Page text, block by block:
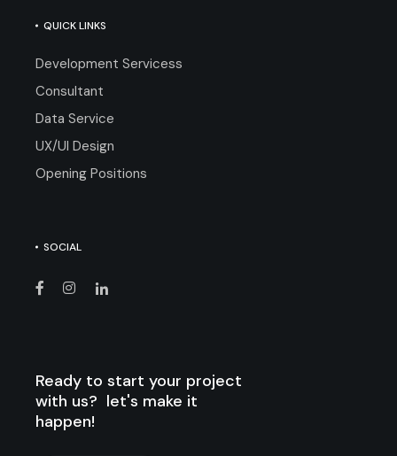
QUICK LINKS
Development Servicess
Consultant
Data Service
UX/UI Design
Opening Positions
SOCIAL
Ready to start your project
with us? let's make it
happen!